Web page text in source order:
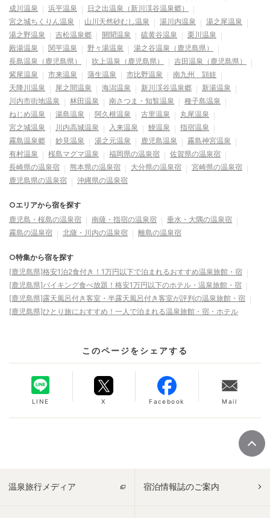
成川温泉
浜平温泉
日之出温泉（新川渓谷温泉郷）
宮之城ちくりん温泉
山川天然砂むし温泉 湯川内温泉
湯之尾温泉
湯之野温泉
吉松温泉郷 開聞温泉 硫黄谷温泉
栗川温泉
殿湯温泉
関平温泉 野々湯温泉
湯之谷温泉（鹿児島県）
長島温泉（鹿児島県）
吹上温泉（鹿児島県）
吉田温泉（鹿児島県）
紫尾温泉
市来温泉 蒲生温泉 市比野温泉
南九州 頴娃
天降川温泉
尾之間温泉 海潟温泉 新川渓谷温泉郷
新湯温泉
川内市街地温泉
林田温泉 南さつま・知覧温泉
種子島温泉
ねじめ温泉
湯島温泉 阿久根温泉 古里温泉
丸尾温泉
宮之城温泉
川内高城温泉 入来温泉 鰻温泉
指宿温泉
霧島温泉郷
妙見温泉 湯之元温泉 鹿児島温泉
霧島神宮温泉
有村温泉
桜島マグマ温泉 福岡県の温泉宿
佐賀県の温泉宿
長崎県の温泉宿
熊本県の温泉宿 大分県の温泉宿
宮崎県の温泉宿
鹿児島県の温泉宿
沖縄県の温泉宿
○エリアから宿を探す
鹿児島・桜島の温泉宿
南薩・指宿の温泉宿
垂水・大隅の温泉宿
霧島の温泉宿
北薩・川内の温泉宿 離島の温泉宿
○特集から宿を探す
[鹿児島県]格安1泊2食付き！1万円以下で泊まれるおすすめ温泉旅館・宿
[鹿児島県]バイキング食べ放題！格安1万円以下のホテル・温泉旅館・宿
[鹿児島県]露天風呂付き客室・半露天風呂付き客室が評判の温泉旅館・宿
[鹿児島県]ひとり旅におすすめ！一人で泊まれる温泉旅館・宿・ホテル
このページをシェアする
LINE X Facebook Mail
温泉旅行メディア 宿泊情報誌のご案内